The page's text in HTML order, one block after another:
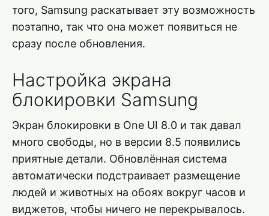
того, Samsung раскатывает эту возможность
поэтапно, так что она может появиться не
сразу после обновления.
Настройка экрана
блокировки Samsung
Экран блокировки в One UI 8.0 и так давал
много свободы, но в версии 8.5 появились
приятные детали. Обновлённая система
автоматически подстраивает размещение
людей и животных на обоях вокруг часов и
виджетов, чтобы ничего не перекрывалось.